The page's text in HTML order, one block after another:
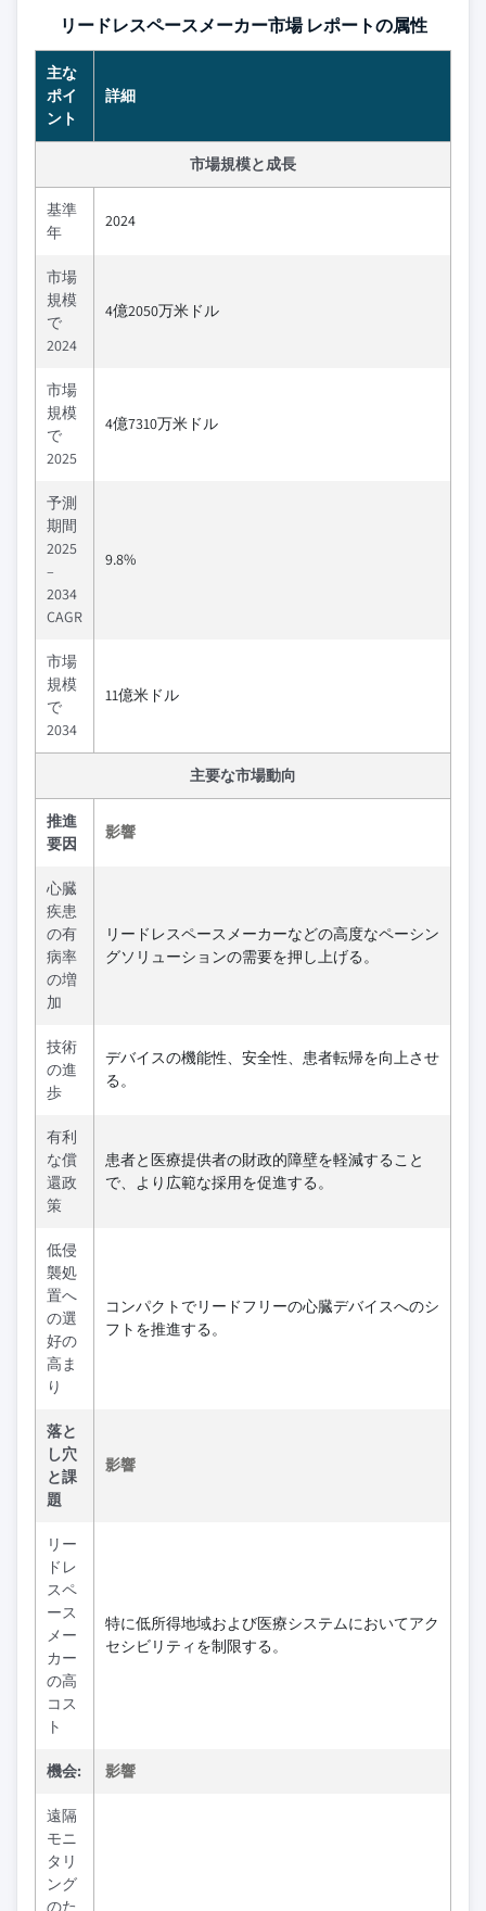
リードレスペースメーカー市場 レポートの属性
主な
ポイ
ント
詳細
市場規模と成長
基準
年
2024
市場
規模
で
2024
4億2050万米ドル
市場
規模
で
2025
4億7310万米ドル
予測
期間
2025
–
2034
CAGR
9.8%
市場
規模
で
2034
11億米ドル
主要な市場動向
推進
要因
影響
心臓
疾患
の有
病率
の増
加
リードレスペースメーカーなどの高度なペーシン
グソリューションの需要を押し上げる。
技術
の進
歩
デバイスの機能性、安全性、患者転帰を向上させ
る。
有利
な償
還政
策
患者と医療提供者の財政的障壁を軽減すること
で、より広範な採用を促進する。
低侵
襲処
置へ
の選
好の
高ま
り
コンパクトでリードフリーの心臓デバイスへのシ
フトを推進する。
落と
し穴
と課
題
影響
リー
ドレ
スペ
ース
メー
カー
の高
コス
ト
特に低所得地域および医療システムにおいてアク
セシビリティを制限する。
機会: 影響
遠隔
モニ
タリ
ング
のた